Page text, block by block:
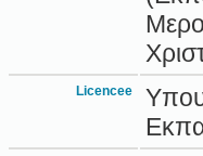
Licencee